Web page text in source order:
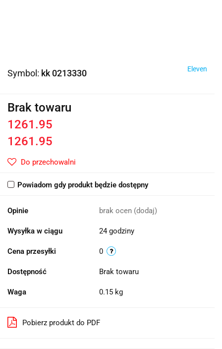
Symbol: kk 0213330 Eleven
Brak towaru
1261.95
1261.95
Do przechowalni
Powiadom gdy produkt będzie dostępny
Opinie brak ocen (dodaj)
Wysyłka w ciągu 24 godziny
Cena przesyłki 0
Dostępność Brak towaru
Waga 0.15 kg
Pobierz produkt do PDF